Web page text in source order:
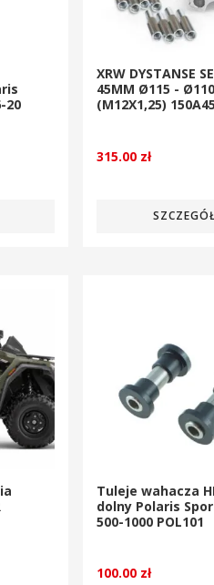
20
XRW DYSTANSE
45MM Ø115 - Ø110
(M12X1,25)
315.00 zł
Tuleje wahacza
dolny Polaris
500-1000 POL101
100.00 zł